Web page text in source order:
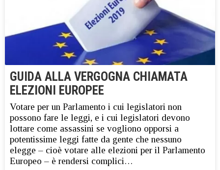
GUIDA ALLA VERGOGNA CHIAMATA
ELEZIONI EUROPEE
Votare per un Parlamento i cui legislatori non
possono fare le leggi, e i cui legislatori devono
lottare come assassini se vogliono opporsi a
potentissime leggi fatte da gente che nessuno
elegge – cioè votare alle elezioni per il Parlamento
Europeo – è rendersi complici…